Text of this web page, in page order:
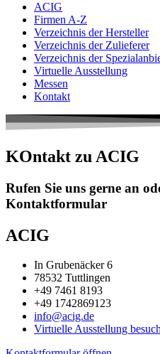
ACIG
Firmen A-Z
Verzeichnis der Hersteller
Verzeichnis der Zulieferer
Verzeichnis der
Virtuelle Ausstellung
Messen
Kontakt
KOntakt zu ACIG
Rufen Sie uns gerne an
Kontaktformular
ACIG
In Grubenäcker 6
78532 Tuttlingen
+49 7461 8193
+49 1742869123
info@acig.de
Virtuelle Ausstellung